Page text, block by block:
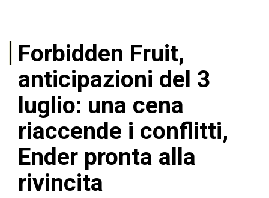
Forbidden Fruit,
anticipazioni del 3
luglio: una cena
riaccende i conflitti,
Ender pronta alla
rivincita